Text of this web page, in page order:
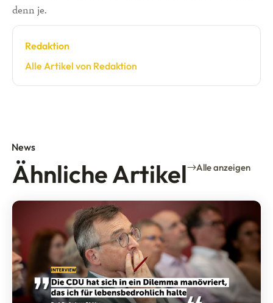
denn je.
Redaktion
Alle Artikel von Redaktion
News
Ähnliche Artikel Alle anzeigen